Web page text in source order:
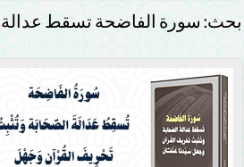
بحث: سورة الفاضحة تسقط عدالة